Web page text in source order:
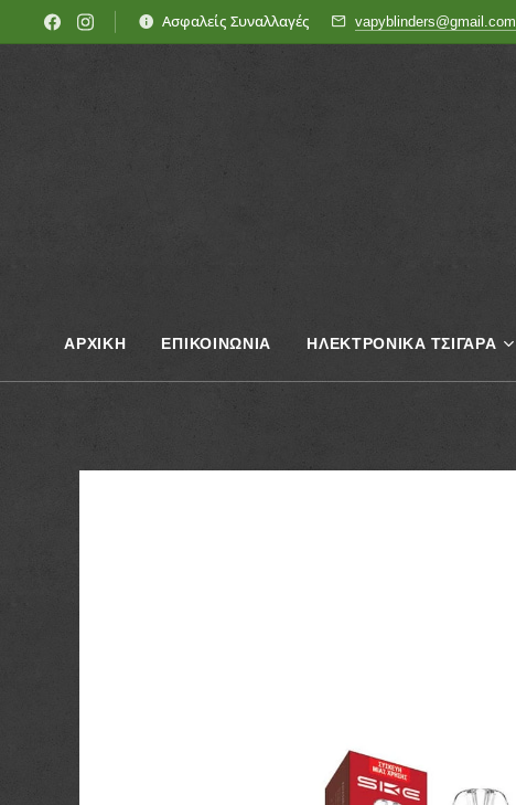
Ασφαλείς Συναλλαγές vapyblinders@gmail.com
ΑΡΧΙΚΗ ΕΠΙΚΟΙΝΩΝΊΑ ΗΛΕΚΤΡΟΝΙΚΑ ΤΣΙΓΑΡΑ